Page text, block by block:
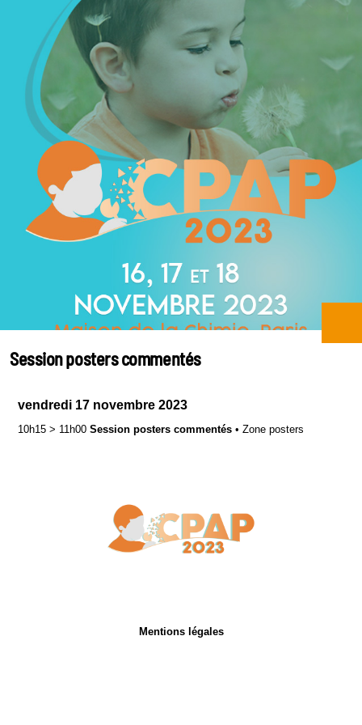
Session posters commentés
vendredi 17 novembre 2023
10h15 > 11h00 Session posters commentés • Zone posters
Mentions légales